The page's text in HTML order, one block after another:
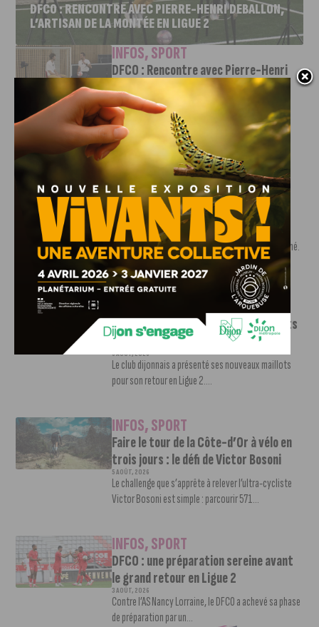
DFCO : RENCONTRE AVEC PIERRE-HENRI DEBALLON,
L’ARTISAN DE LA MONTÉE EN LIGUE 2
INFOS,SPORT
DFCO : Rencontre avec Pierre-Henri
Deballon, l’artisan de la montée en
Ligue 2
7 AOÛT, 2026
Le DFCO est de retour en Ligue 2 après trois ans
d’absence. La saison...
INFOS ,SPORT
Nouvelle arrivée à la JDA Basket,
Shevon Thompson est dijonnais
7 AOÛT, 2026
Le mercato estival de la JDA n’est pas encore terminé.
Une nouvelle recrue vient...
Le DFCO dévoile ses nouveaux maillots
pour la saison 2026-2027
6 AOÛT, 2026
Le club dijonnais a présenté ses nouveaux maillots
pour son retour en Ligue 2....
INFOS,SPORT
Faire le tour de la Côte-d’Or à vélo en
trois jours : le défi de Victor Bosoni
5 AOÛT, 2026
Le challenge que s’apprête à relever l’ultra-cycliste
Victor Bosoni est simple : parcourir 571...
INFOS,SPORT
DFCO : une préparation sereine avant
le grand retour en Ligue 2
3 AOÛT, 2026
Contre l’AS Nancy Lorraine, le DFCO a achevé sa phase
de préparation par un...